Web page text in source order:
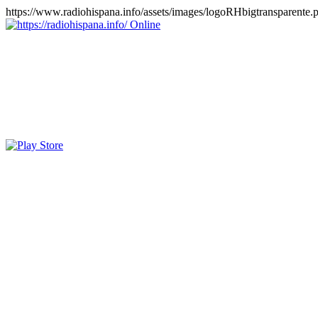
https://www.radiohispana.info/assets/images/
Online